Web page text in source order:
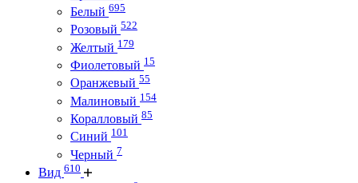
Белый 695
Розовый 522
Желтый 179
Фиолетовый 15
Оранжевый 55
Малиновый 154
Коралловый 85
Синий 101
Черный 7
Вид 610